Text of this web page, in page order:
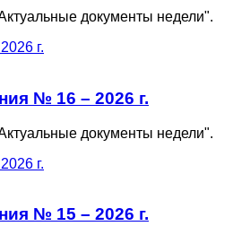
документы недели".
№ 16 – 2026 г.
документы недели".
№ 15 – 2026 г.